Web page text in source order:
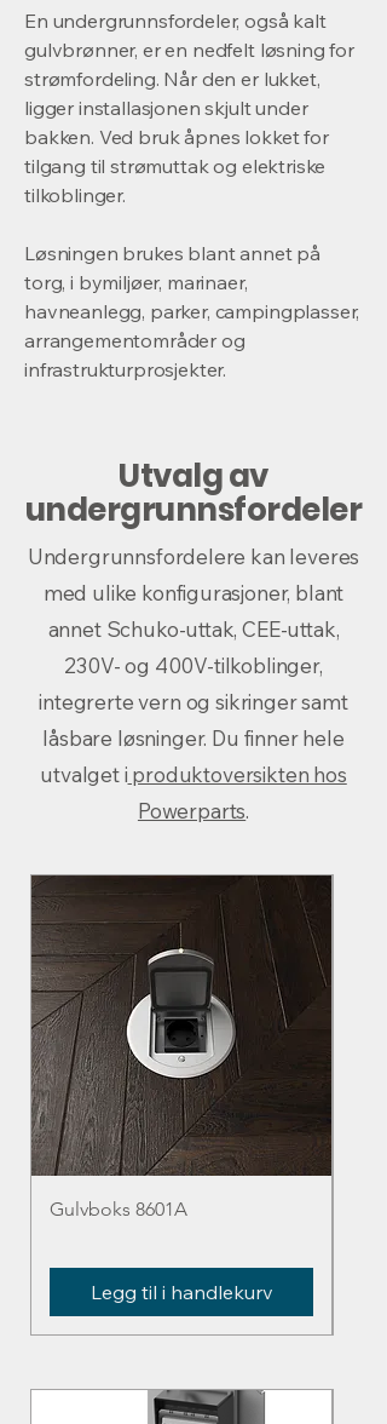
En undergrunnsfordeler, også kalt
gulvbrønner, er en nedfelt løsning for
strømfordeling. Når den er lukket,
ligger installasjonen skjult under
bakken. Ved bruk åpnes lokket for
tilgang til strømuttak og elektriske
tilkoblinger.
Løsningen brukes blant annet på
torg, i bymiljøer, marinaer,
havneanlegg, parker, campingplasser,
arrangementområder og
infrastrukturprosjekter.
Utvalg av
undergrunnsfordeler
Undergrunnsfordelere kan leveres
med ulike konfigurasjoner, blant
annet Schuko-uttak, CEE-uttak,
230V- og 400V-tilkoblinger,
integrerte vern og sikringer samt
låsbare løsninger. Du finner hele
utvalget i produktoversikten hos
Powerparts.
Gulvboks 8601A
Legg til i handlekurv